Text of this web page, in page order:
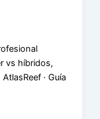
vs híbridos,
· Guía